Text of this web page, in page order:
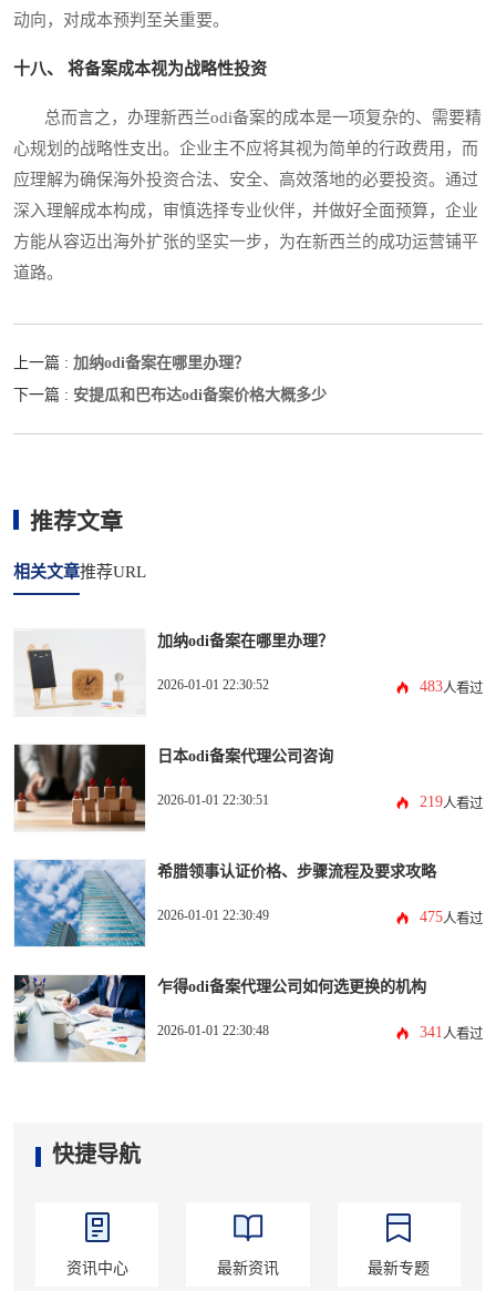
动向，对成本预判至关重要。
十八、 将备案成本视为战略性投资
总而言之，办理新西兰odi备案的成本是一项复杂的、需要精
心规划的战略性支出。企业主不应将其视为简单的行政费用，而
应理解为确保海外投资合法、安全、高效落地的必要投资。通过
深入理解成本构成，审慎选择专业伙伴，并做好全面预算，企业
方能从容迈出海外扩张的坚实一步，为在新西兰的成功运营铺平
道路。
上一篇 : 加纳odi备案在哪里办理？
下一篇 : 安提瓜和巴布达odi备案价格大概多少
推荐文章
相关文章推荐URL
加纳odi备案在哪里办理？
2026-01-01 22:30:52 483人看过
日本odi备案代理公司咨询
2026-01-01 22:30:51 219人看过
希腊领事认证价格、步骤流程及要求攻略
2026-01-01 22:30:49 475人看过
乍得odi备案代理公司如何选更换的机构
2026-01-01 22:30:48 341人看过
快捷导航
资讯中心 最新资讯 最新专题